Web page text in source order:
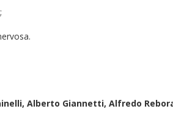
Alberto Giannetti, Alfredo